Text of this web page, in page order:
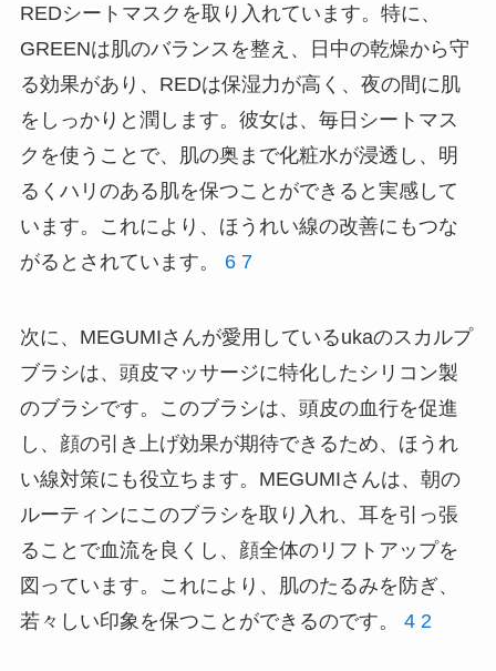
REDシートマスクを取り入れています。特に、
GREENは肌のバランスを整え、日中の乾燥から守
る効果があり、REDは保湿力が高く、夜の間に肌
をしっかりと潤します。彼女は、毎日シートマス
クを使うことで、肌の奥まで化粧水が浸透し、明
るくハリのある肌を保つことができると実感して
います。これにより、ほうれい線の改善にもつな
がるとされています。 6 7
次に、MEGUMIさんが愛用しているukaのスカルプ
ブラシは、頭皮マッサージに特化したシリコン製
のブラシです。このブラシは、頭皮の血行を促進
し、顔の引き上げ効果が期待できるため、ほうれ
い線対策にも役立ちます。MEGUMIさんは、朝の
ルーティンにこのブラシを取り入れ、耳を引っ張
ることで血流を良くし、顔全体のリフトアップを
図っています。これにより、肌のたるみを防ぎ、
若々しい印象を保つことができるのです。 4 2